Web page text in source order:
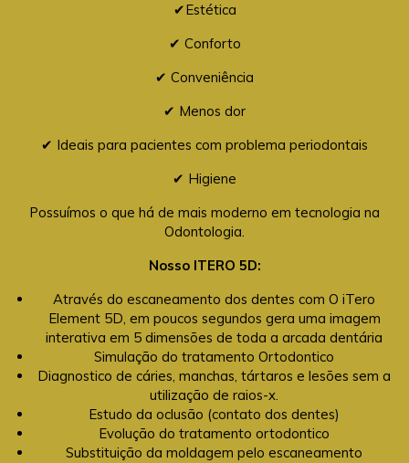
✔Estética
✔ Conforto
✔ Conveniência
✔ Menos dor
✔ Ideais para pacientes com problema periodontais
✔ Higiene
Possuímos o que há de mais moderno em tecnologia na
Odontologia.
Nosso ITERO 5D:
Através do escaneamento dos dentes com O iTero
Element 5D, em poucos segundos gera uma imagem
interativa em 5 dimensões de toda a arcada dentária
Simulação do tratamento Ortodontico
Diagnostico de cáries, manchas, tártaros e lesões sem a
utilização de raios-x.
Estudo da oclusão (contato dos dentes)
Evolução do tratamento ortodontico
Substituição da moldagem pelo escaneamento